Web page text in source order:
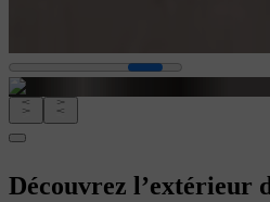
Découvrez l’extérieur